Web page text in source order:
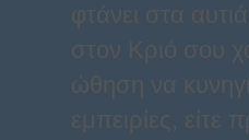
φτάνει στα
στον Κριό σου
ώθηση να
εμπειρίες, είτε